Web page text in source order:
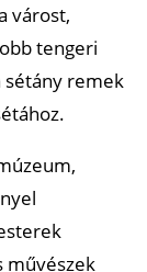
várost,
tengeri
sétány remek
művészek